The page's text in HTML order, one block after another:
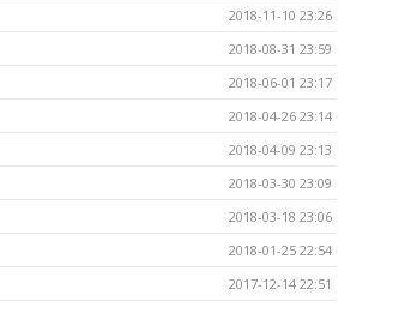
2018-11-10 23:26
2018-08-31 23:59
2018-06-01 23:17
2018-04-26 23:14
2018-04-09 23:13
2018-03-30 23:09
2018-03-18 23:06
2018-01-25 22:54
2017-12-14 22:51